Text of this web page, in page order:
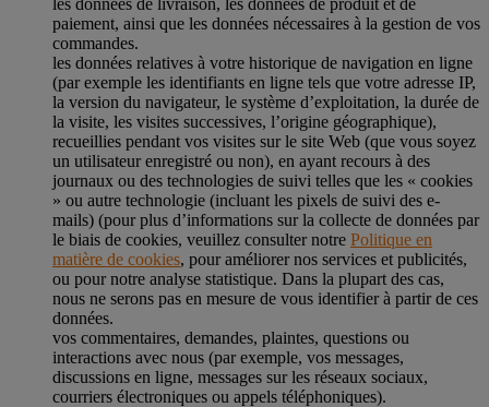
paiement, ainsi que les données nécessaires à la gestion de vos
commandes.
les données relatives à votre historique de navigation en ligne
(par exemple les identifiants en ligne tels que votre adresse IP,
la version du navigateur, le système d’exploitation, la durée de
la visite, les visites successives, l’origine géographique),
recueillies pendant vos visites sur le site Web (que vous soyez
un utilisateur enregistré ou non), en ayant recours à des
journaux ou des technologies de suivi telles que les « cookies
» ou autre technologie (incluant les pixels de suivi des e-
mails) (pour plus d’informations sur la collecte de données par
le biais de cookies, veuillez consulter notre Politique en
matière de cookies, pour améliorer nos services et publicités,
ou pour notre analyse statistique. Dans la plupart des cas,
nous ne serons pas en mesure de vous identifier à partir de ces
données.
vos commentaires, demandes, plaintes, questions ou
interactions avec nous (par exemple, vos messages,
discussions en ligne, messages sur les réseaux sociaux,
courriers électroniques ou appels téléphoniques).